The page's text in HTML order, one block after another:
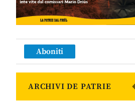
Aboniti
ARCHIVI DE PATRIE